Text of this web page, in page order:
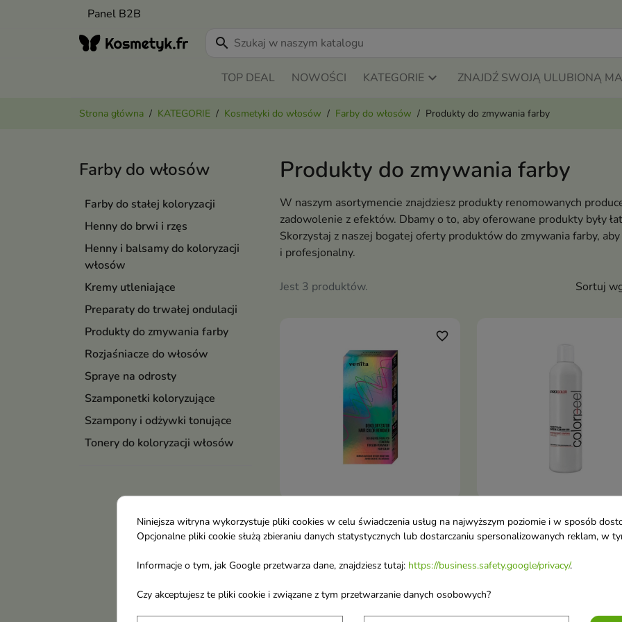
Panel B2B
search
TOP DEAL NOWOŚCI KATEGORIE ZNAJDŹ SWOJĄ ULUBIONĄ
Strona główna KATEGORIE Kosmetyki do włosów Farby do włosów Produkty do zmywania farby
Farby do włosów
Farby do stałej koloryzacji
Henny do brwi i rzęs
Henny i balsamy do koloryzacji
włosów
Kremy utleniające
Preparaty do trwałej ondulacji
Produkty do zmywania farby
Rozjaśniacze do włosów
Spraye na odrosty
Szamponetki koloryzujące
Szampony i odżywki tonujące
Tonery do koloryzacji włosów
Produkty do zmywania farby
W naszym asortymencie znajdziesz produkty renomowanych
zadowolenie z efektów. Dbamy o to, aby oferowane produkty były
Skorzystaj z naszej bogatej oferty produktów do zmywania farby,
i profesjonalny.
Jest 3 produktów. Sortuj
Dodaj do koszyka
favorite_border
Venita Dekoloryzator do farb
półtrwałych i tonerów 100 ml
bezpieczny żelowy preparat
nie narusza naturalnej bazy i
chroni włosy przed
8,53 €
Dodaj do
Prosalon Professional
Colorpeel Zmywacz farby
Zmywacz farby ze skóry to
rozwiązanie
3,77 €
Niniejsza witryna wykorzystuje pliki cookies w celu świadczenia usług na najwyższym poziomie i w sposób
Opcjonalne pliki cookie służą zbieraniu danych statystycznych lub dostarczaniu spersonalizowanych reklam, w
Informacje o tym, jak Google przetwarza dane, znajdziesz tutaj: https://business.safety.google/privacy/.
Czy akceptujesz te pliki cookie i związane z tym przetwarzanie danych osobowych?